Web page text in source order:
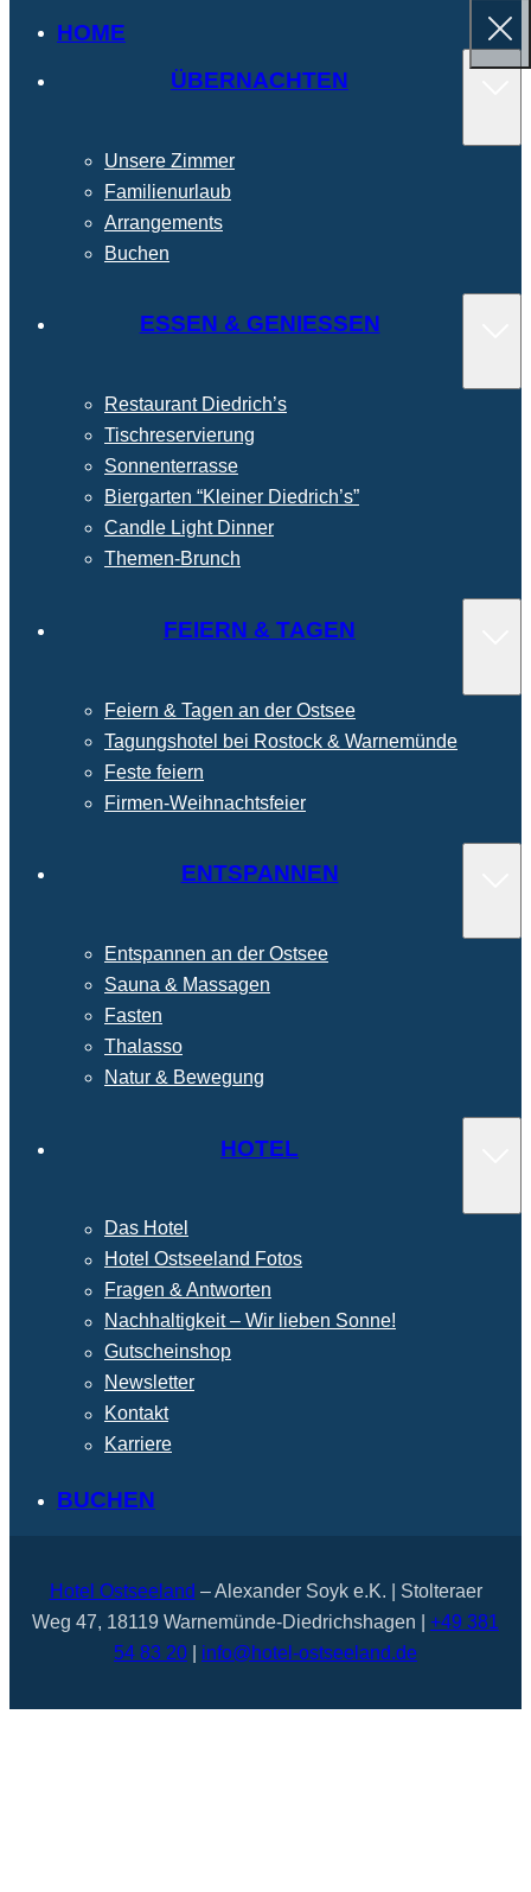
HOME
ÜBERNACHTEN
Unsere Zimmer
Familienurlaub
Arrangements
Buchen
ESSEN & GENIESSEN
Restaurant Diedrich’s
Tischreservierung
Sonnenterrasse
Biergarten “Kleiner Diedrich’s”
Candle Light Dinner
Themen-Brunch
FEIERN & TAGEN
Feiern & Tagen an der Ostsee
Tagungshotel bei Rostock & Warnemünde
Feste feiern
Firmen-Weihnachtsfeier
ENTSPANNEN
Entspannen an der Ostsee
Sauna & Massagen
Fasten
Thalasso
Natur & Bewegung
HOTEL
Das Hotel
Hotel Ostseeland Fotos
Fragen & Antworten
Nachhaltigkeit – Wir lieben Sonne!
Gutscheinshop
Newsletter
Kontakt
Karriere
BUCHEN
Hotel Ostseeland – Alexander Soyk e.K. | Stolteraer
Weg 47, 18119 Warnemünde-Diedrichshagen | +49 381
54 83 20
info@hotel-ostseeland.de